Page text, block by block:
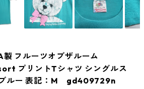
フルーツオブザルーム
プリントTシャツ シングルス
ブルー 表記：M gd409729n